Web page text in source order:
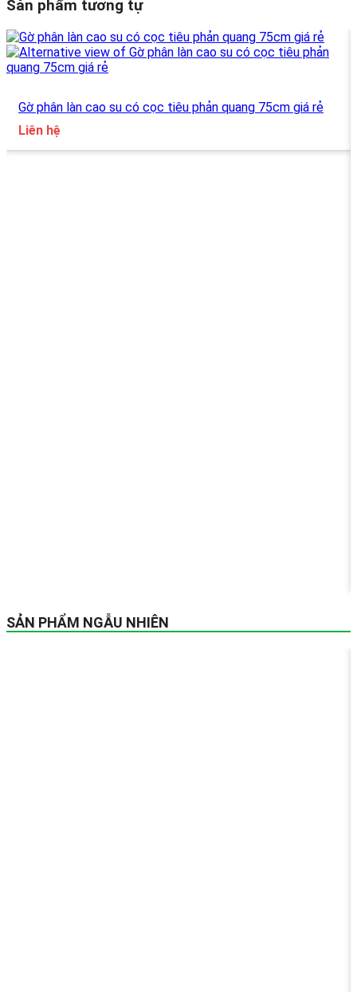
Sản phẩm tương tự
Gờ phân làn cao su có cọc tiêu phản quang 75cm giá rẻ
Liên hệ
SẢN PHẨM NGẪU NHIÊN